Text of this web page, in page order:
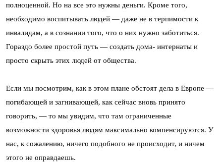
полноценной. Но на все это нужны деньги. Кроме того,
необходимо воспитывать людей — даже не в терпимости к
инвалидам, а в сознании того, что о них нужно заботиться.
Гораздо более простой путь — создать дома- интернаты и
просто скрыть этих людей от общества.
Если мы посмотрим, как в этом плане обстоят дела в Европе —
погибающей и загнивающей, как сейчас вновь принято
говорить, — то мы увидим, что там ограниченные
возможности здоровья людям максимально компенсируются. У
нас, к сожалению, ничего подобного не происходит, и ничем
этого не оправдаешь.